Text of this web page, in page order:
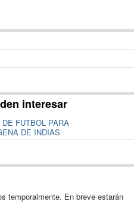
interesar
FUTBOL PARA
DE INDIAS
temporalmente. En breve estarán